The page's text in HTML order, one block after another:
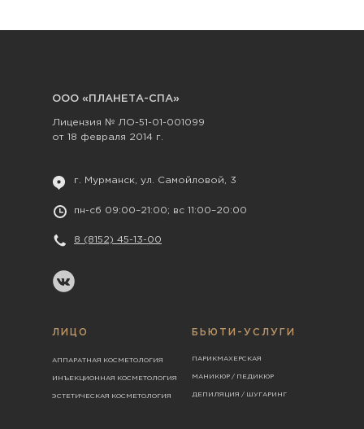
АППАРАТНАЯ КОСМЕТОЛОГИЯ ПАРИКМАХЕРСКАЯ
ИНЪЕКЦИОННАЯ КОСМЕТОЛОГИЯ МАНИКЮР / ПЕДИКЮР
ЭСТЕТИЧЕСКАЯ КОСМЕТОЛОГИЯ ДЕПИЛЯЦИЯ / ШУГАРИНГ
ЛИЦО БЬЮТИ-УСЛУГИ
ООО «ПЛАНЕТА-СПА»
Лицензия № ЛО-51-01-001099
от 18 февраля 2014 г.
г. Мурманск, ул. Самойловой, 3
8 (8152) 45-13-00
пн-сб 09:00–21:00; вс 11:00–20:00